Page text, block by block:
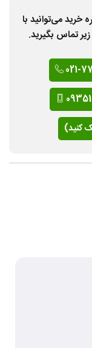
می‌توانید با
تماس بگیرید.
021-
کنید)